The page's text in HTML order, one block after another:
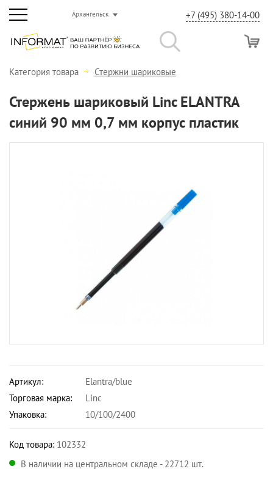
Архангельск +7 (495) 380-14-00
Категория товара Стержни шариковые
Стержень шариковый Linc ELANTRA
синий 90 мм 0,7 мм корпус пластик
Артикул:
Elantra/blue
Торговая марка:
Linc
Упаковка:
10/100/2400
Код товара: 102332
В наличии на центральном складе - 22712 шт.